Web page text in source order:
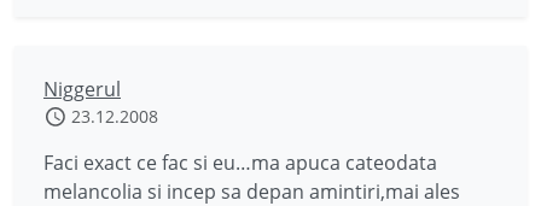
Niggerul
23.12.2008
Faci exact ce fac si eu…ma apuca cateodata
melancolia si incep sa depan amintiri,mai ales